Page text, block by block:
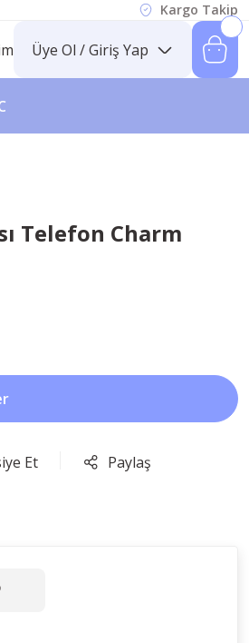
Kargo Takip
Üye Ol / Giriş Yap
Telefon Charm
Et Paylaş